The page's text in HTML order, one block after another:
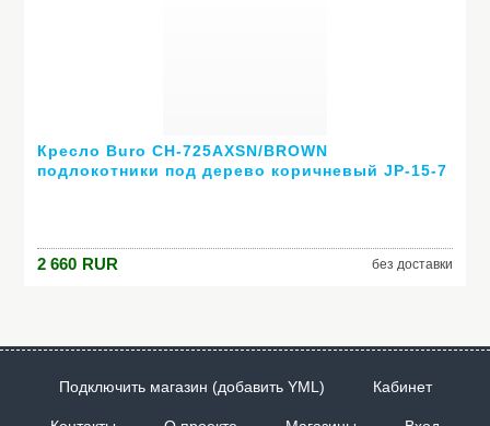
Кресло Buro CH-725AXSN/BROWN
подлокотники под дерево коричневый JP-15-7
2 660 RUR без доставки
Подключить магазин (добавить YML) Кабинет